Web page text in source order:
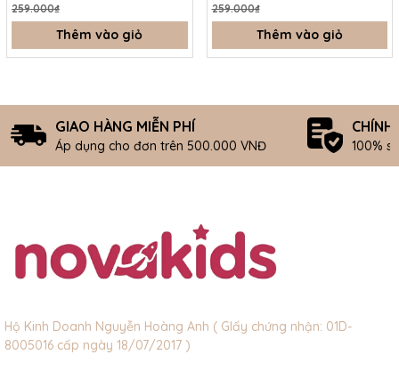
259.000₫
Thêm vào giỏ
259.000₫
Thêm vào giỏ
GIAO HÀNG MIỄN PHÍ
Áp dụng cho đơn trên 500.000 VNĐ
CHÍNH
100%
Hộ Kinh Doanh Nguyễn Hoàng Anh ( GIấy chứng nhận: 01D-
8005016 cấp ngày 18/07/2017 )